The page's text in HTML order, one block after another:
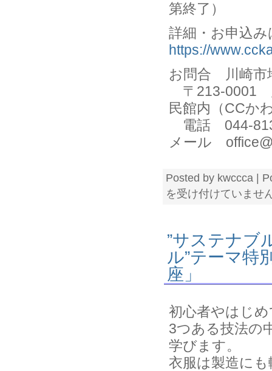
第終了）
詳細・お申込
https://
お問合 川崎市
〒213-0001
民館内（CCか
電話 044-
メール
Posted by kwccca |
を受け付けていませ
”サステナブ
ル”テーマ特
座」
初心者やはじ
3つある技法の
学びます。
衣服は製造に